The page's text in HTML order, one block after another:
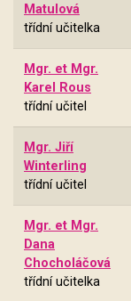
Matulová
třídní učitelka
Mgr. et Mgr.
Karel Rous
třídní učitel
Mgr. Jiří
Winterling
třídní učitel
Mgr. et Mgr.
Dana
Chocholáčová
třídní učitelka